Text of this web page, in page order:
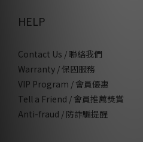
HELP
Contact Us / 聯絡我們
Warranty / 保固服務
VIP Program / 會員優惠
Tell a Friend / 會員推薦獎賞
Anti-fraud / 防詐騙提醒